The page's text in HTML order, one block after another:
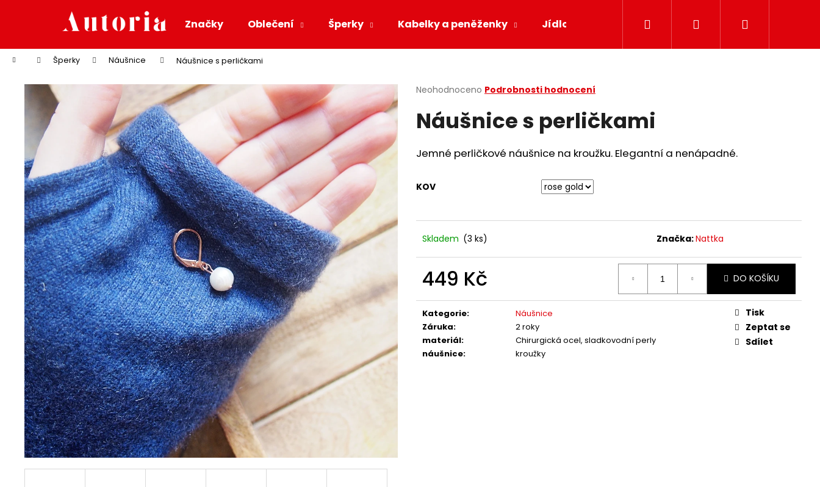
Značky Oblečení Šperky Kabelky a peněženky Jídlo Svíčky Dekor
Přihlášení
Domů Šperky Náušnice Náušnice s perličkami
Průměrné
produktu
je
5
Neohodnoceno Podrobnosti hodnocení
Náušnice s perličkami
Jemné perličkové náušnice na kroužku. Elegantní a nenápadné.
KOV
Skladem (3 ks) Značka:Nattka
449 Kč
cena:
DO KOŠÍKU
Kategorie:
Náušnice
Záruka:
2 roky
materiál:
Chirurgická ocel, sladkovodní perly
náušnice: kroužky
Tisk
Zeptat se
Sdílet
í
Zpět
do
obchodu
Zpět
do
obchodu
HLEDAT
Doporučujeme